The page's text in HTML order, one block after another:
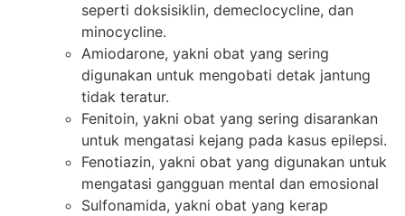
seperti doksisiklin, demeclocycline, dan
minocycline.
Amiodarone, yakni obat yang sering
digunakan untuk mengobati detak jantung
tidak teratur.
Fenitoin, yakni obat yang sering disarankan
untuk mengatasi kejang pada kasus epilepsi.
Fenotiazin, yakni obat yang digunakan untuk
mengatasi gangguan mental dan emosional
Sulfonamida, yakni obat yang kerap